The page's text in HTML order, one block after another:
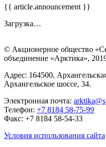
{{ article.announcement }}
Загрузка…
© Акционерное общество
объединение «Арктика»,
Адрес: 164500,
Архангельское шоссе, 34.
Электронная почта:
Телефон: +7 8184 58-75-99
Факс: +7 8184 58-54-33
Условия использования сайта